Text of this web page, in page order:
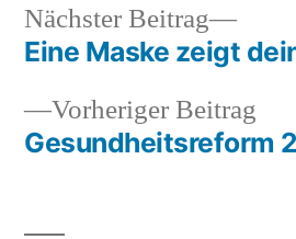
Vorheriger Beitrag
Gesundheitsreform
Nächster Beitrag
Eine Maske zeigt